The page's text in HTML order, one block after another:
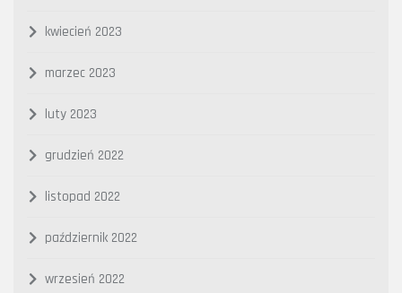
kwiecień 2023
marzec 2023
luty 2023
grudzień 2022
listopad 2022
październik 2022
wrzesień 2022